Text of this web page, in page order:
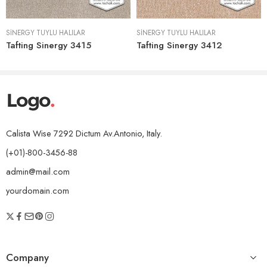
SINERGY TÜYLÜ HALILAR
Tafting Sinergy 3415
SINERGY TÜYLÜ HALILAR
Tafting Sinergy 3412
Calista Wise 7292 Dictum Av.Antonio, Italy.
(+01)-800-3456-88
admin@mail.com
yourdomain.com
Company